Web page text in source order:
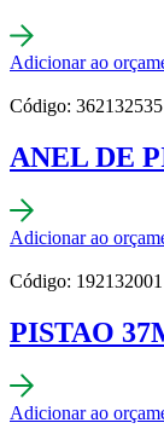
Adicionar ao
Código: 362132535
ANEL DE
Adicionar ao
Código: 192132001
PISTAO
Adicionar ao